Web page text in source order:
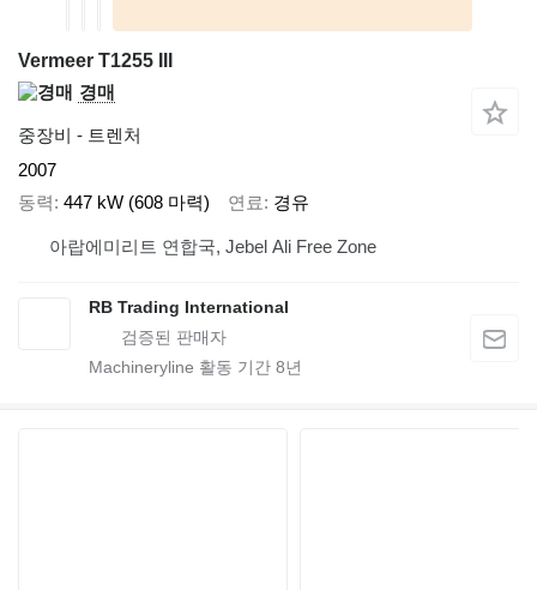
Vermeer T1255 III
경매
중장비 - 트렌처
2007
동력 447 kW (608 마력) 연료 경유
아랍에미리트 연합국, Jebel Ali Free Zone
RB Trading International
Machineryline 활동 기간 8년